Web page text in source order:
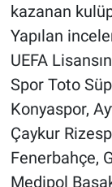
kazanan
Yapılan
UEFA
Spor Toto
Konyaspor,
Çaykur
Fenerbahçe,
Medipol